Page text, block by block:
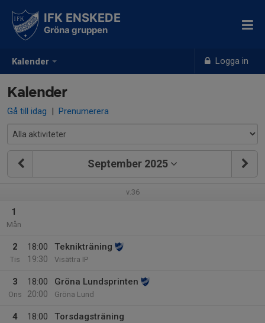
Kalender Logga in
IFK ENSKEDE
Gröna gruppen
Kalender
Gå till idag | Prenumerera
September 2025
v.36
1
Mån
2
Tis
18:00
19:30
Teknikträning
Visättra IP
3
Ons
18:00
20:00
Gröna Lundsprinten
Gröna Lund
4
18:00
Torsdagsträning